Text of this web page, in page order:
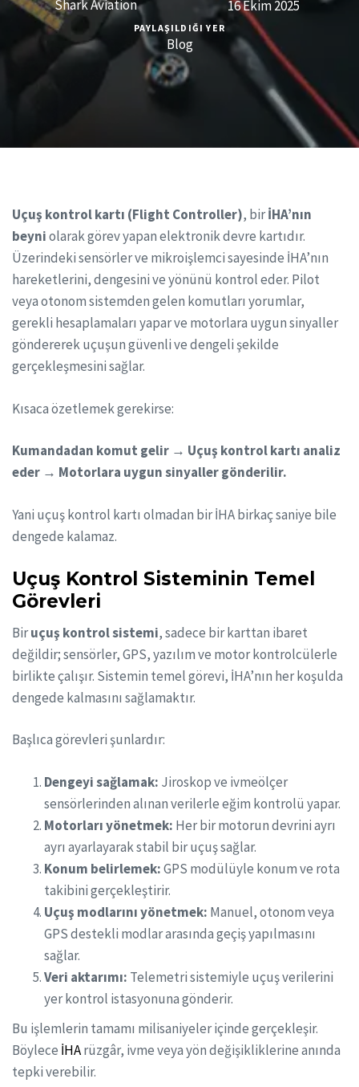
Shark Aviation 16 Ekim 2025
PAYLAŞILDIĞI YER
Blog
Uçuş kontrol kartı (Flight Controller), birİHA’nın
beyniolarak görev yapan elektronik devre kartıdır.
Üzerindeki sensörler ve mikroişlemci sayesinde İHA’nın
hareketlerini, dengesini ve yönünü kontrol eder. Pilot
veya otonom sistemden gelen komutları yorumlar,
gerekli hesaplamaları yapar ve motorlara uygun sinyaller
göndererek uçuşun güvenli ve dengeli şekilde
gerçekleşmesini sağlar.
Kısaca özetlemek gerekirse:
Kumandadan komut gelir → Uçuş kontrol kartı analiz
eder → Motorlara uygun sinyaller gönderilir.
Yani uçuş kontrol kartı olmadan bir İHA birkaç saniye bile
dengede kalamaz.
Uçuş Kontrol Sisteminin Temel
Görevleri
Biruçuş kontrol sistemi, sadece bir karttan ibaret
değildir; sensörler, GPS, yazılım ve motor kontrolcülerle
birlikte çalışır. Sistemin temel görevi, İHA’nın her koşulda
dengede kalmasını sağlamaktır.
Başlıca görevleri şunlardır:
Dengeyi sağlamak: Jiroskop ve ivmeölçer
sensörlerinden alınan verilerle eğim kontrolü yapar.
Motorları yönetmek: Her bir motorun devrini ayrı
ayrı ayarlayarak stabil bir uçuş sağlar.
Konum belirlemek:GPS modülüyle konum ve rota
takibini gerçekleştirir.
Uçuş modlarını yönetmek: Manuel, otonom veya
GPS destekli modlar arasında geçiş yapılmasını
sağlar.
Veri aktarımı: Telemetri sistemiyle uçuş verilerini
yer kontrol istasyonuna gönderir.
Bu işlemlerin tamamı milisaniyeler içinde gerçekleşir.
Böylece İHArüzgâr, ivme veya yön değişikliklerine anında
tepki verebilir.